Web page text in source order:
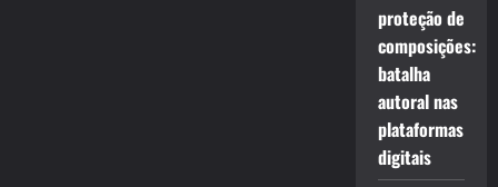
proteção de
composições:
batalha
autoral nas
plataformas
digitais